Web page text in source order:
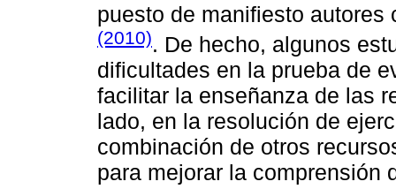
puesto de manifiesto autores
(2010). De hecho, algunos
dificultades en la prueba de
facilitar la enseñanza de las
lado, en la resolución de
combinación de otros
para mejorar la comprensión